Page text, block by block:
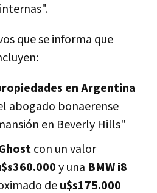
que se informa que
en Argentina
abogado bonaerense
en Beverly Hills"
con un valor
y una BMW i8
deu$s175.000